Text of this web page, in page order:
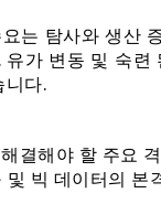
는 탐사와 생산
유가 변동 및 숙
니다.
결해야 할 주요
및 빅 데이터의 본